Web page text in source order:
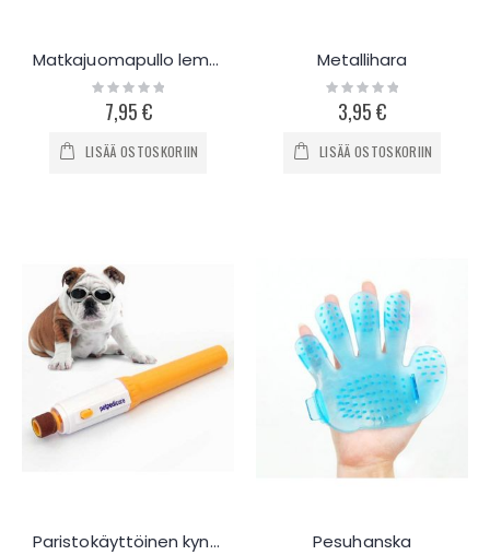
Matkajuomapullo lemmikille
Rating:
0%7,95 €
LISÄÄ OSTOSKORIIN
Metallihara
Rating:
0%3,95 €
LISÄÄ OSTOSKORIIN
Paristokäyttöinen kynsileikkuri Pesuhanska